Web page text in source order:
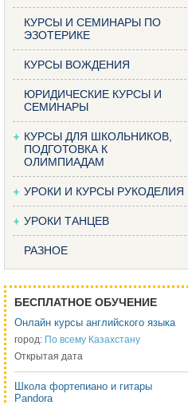
КУРСЫ И СЕМИНАРЫ ПО
ЭЗОТЕРИКЕ
КУРСЫ ВОЖДЕНИЯ
ЮРИДИЧЕСКИЕ КУРСЫ И
СЕМИНАРЫ
КУРСЫ ДЛЯ ШКОЛЬНИКОВ,
ПОДГОТОВКА К
ОЛИМПИАДАМ
УРОКИ И КУРСЫ РУКОДЕЛИЯ
УРОКИ ТАНЦЕВ
РАЗНОЕ
БЕСПЛАТНОЕ ОБУЧЕНИЕ
Онлайн курсы английского языка
город: По всему Казахстану
Открытая дата
Школа фортепиано и гитары
Pandora